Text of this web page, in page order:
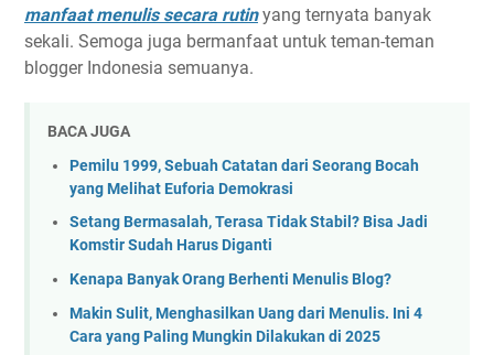
manfaat menulis secara rutinyang ternyata banyak
sekali. Semoga juga bermanfaat untuk teman-teman
blogger Indonesia semuanya.
BACA JUGA
Pemilu 1999, Sebuah Catatan dari Seorang Bocah
yang Melihat Euforia Demokrasi
Setang Bermasalah, Terasa Tidak Stabil? Bisa Jadi
Komstir Sudah Harus Diganti
Kenapa Banyak Orang Berhenti Menulis Blog?
Makin Sulit, Menghasilkan Uang dari Menulis. Ini 4
Cara yang Paling Mungkin Dilakukan di 2025